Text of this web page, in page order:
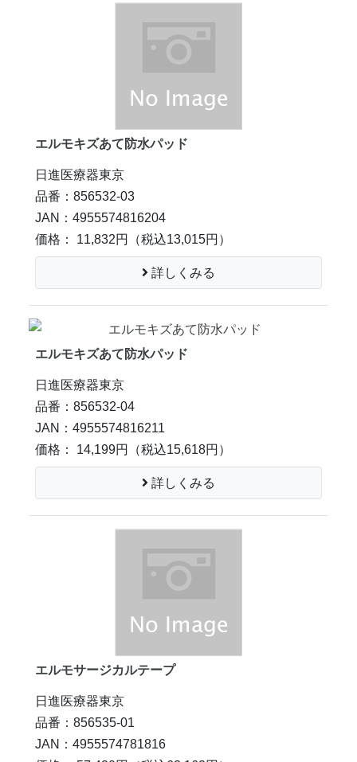
エルモキズあて防水パッド
日進医療器東京
品番：856532-03
JAN：4955574816204
価格： 11,832円
（税込13,015円）
詳しくみる
エルモキズあて防水パッド
日進医療器東京
品番：856532-04
JAN：4955574816211
価格： 14,199円
（税込15,618円）
詳しくみる
エルモサージカルテープ
日進医療器東京
品番：856535-01
JAN：4955574781816